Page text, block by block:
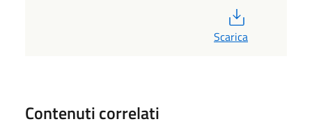
Scarica
Contenuti correlati